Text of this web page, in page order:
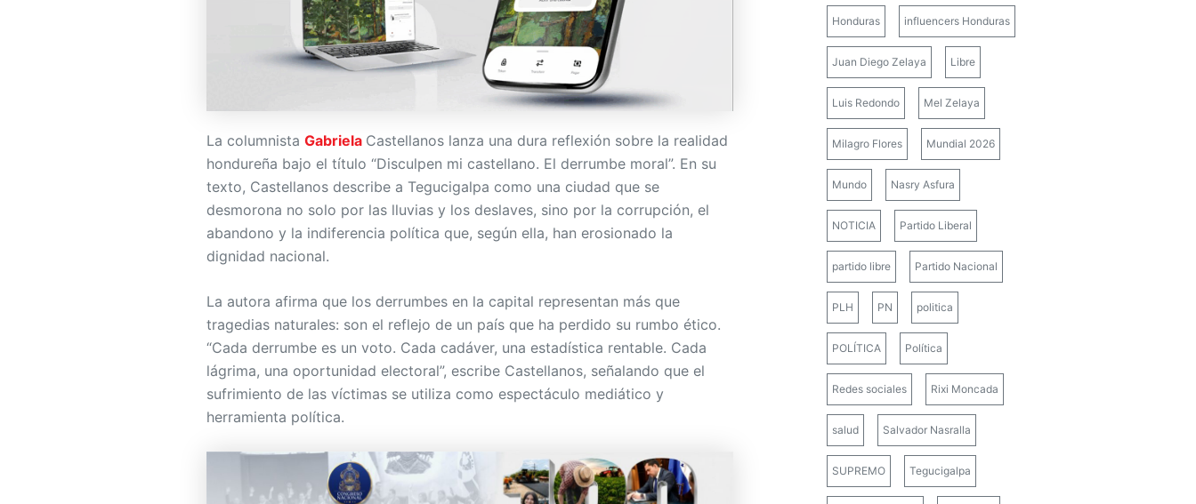
La columnista Gabriela Castellanos lanza una dura reflexión sobre la realidad
hondureña bajo el título “Disculpen mi castellano. El derrumbe moral”. En su
texto, Castellanos describe a Tegucigalpa como una ciudad que se
desmorona no solo por las lluvias y los deslaves, sino por la corrupción, el
abandono y la indiferencia política que, según ella, han erosionado la
dignidad nacional.
La autora afirma que los derrumbes en la capital representan más que
tragedias naturales: son el reflejo de un país que ha perdido su rumbo ético.
“Cada derrumbe es un voto. Cada cadáver, una estadística rentable. Cada
lágrima, una oportunidad electoral”, escribe Castellanos, señalando que el
sufrimiento de las víctimas se utiliza como espectáculo mediático y
herramienta política.
Honduras influencers Honduras
Juan Diego Zelaya Libre
Luis Redondo Mel Zelaya
Milagro Flores Mundial 2026
Mundo Nasry Asfura
NOTICIA Partido Liberal
partido libre Partido Nacional
PLH PN politica
POLÍTICA Política
Redes sociales Rixi Moncada
salud Salvador Nasralla
SUPREMO Tegucigalpa